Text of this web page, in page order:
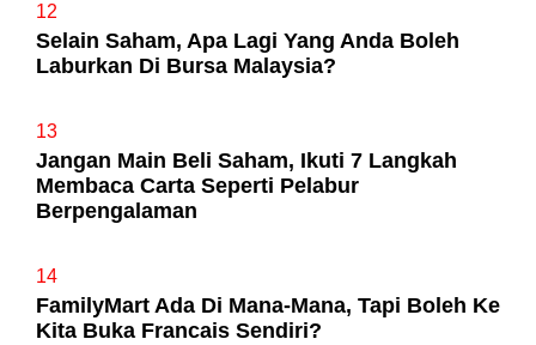
12
Selain Saham, Apa Lagi Yang Anda Boleh
Laburkan Di Bursa Malaysia?
13
Jangan Main Beli Saham, Ikuti 7 Langkah
Membaca Carta Seperti Pelabur
Berpengalaman
14
FamilyMart Ada Di Mana-Mana, Tapi Boleh Ke
Kita Buka Francais Sendiri?